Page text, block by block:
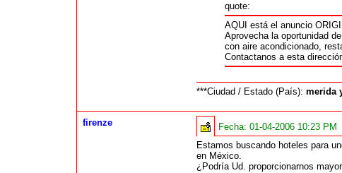
quote:
AQUI está el anuncio
Aprovecha la oportunidad
con aire acondicionado,
Contactanos a esta
***Ciudad / Estado (País): merida
firenze Fecha: 01-04-2006 10:23 PM
Estamos buscando hoteles para
en México.
¿Podría Ud. proporcionarnos